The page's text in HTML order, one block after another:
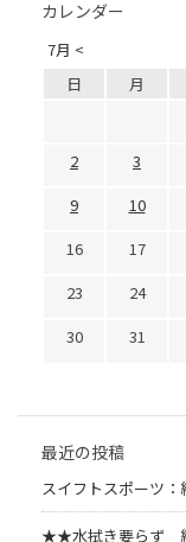
カレンダー
7月 <
日 月
2
3
9
10
16
17
23
24
30
31
最近の投稿
スイフトスポーツ：
★★水拭き要らず